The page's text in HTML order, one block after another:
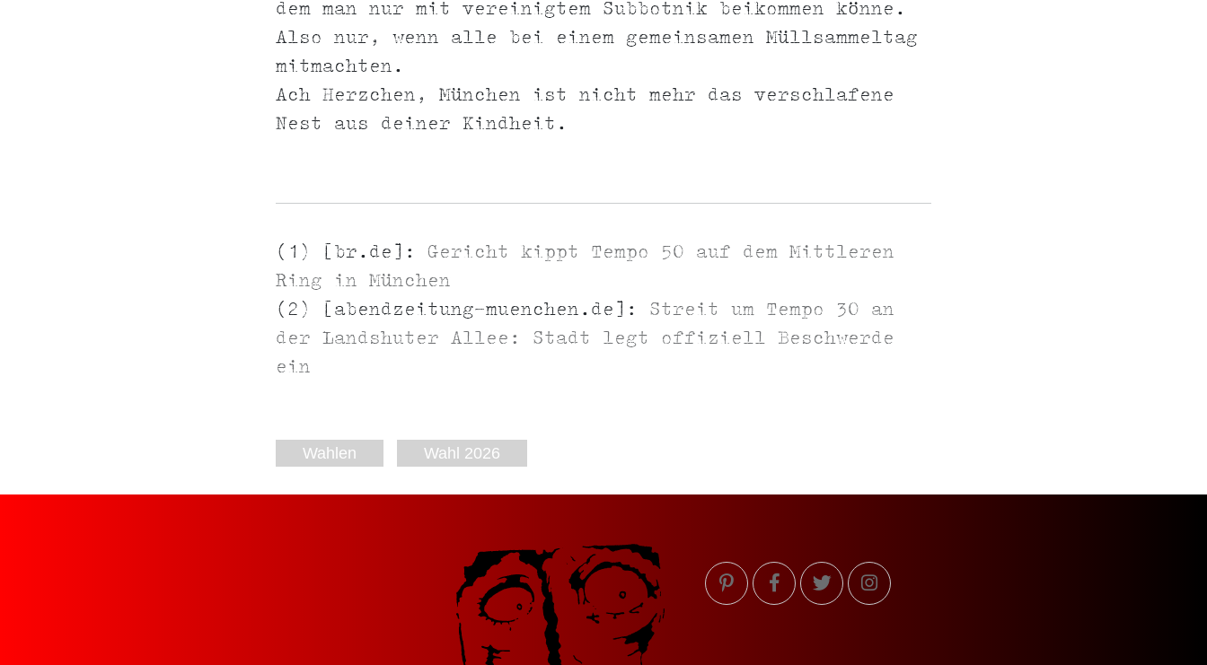
dem man nur mit vereinigtem Subbotnik beikommen könne.
Also nur, wenn alle bei einem gemeinsamen Müllsammeltag
mitmachten.
Ach Herzchen, München ist nicht mehr das verschlafene
Nest aus deiner Kindheit.
(1) [br.de]: Gericht kippt Tempo 50 auf dem Mittleren
Ring in München
(2) [abendzeitung-muenchen.de]: Streit um Tempo 30 an
der Landshuter Allee: Stadt legt offiziell Beschwerde
ein
Wahlen Wahl 2026